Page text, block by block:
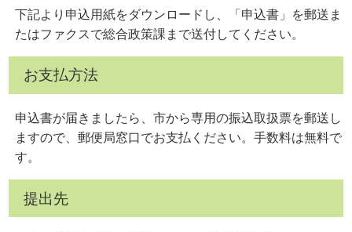
下記より申込用紙をダウンロードし、「申込書」を郵送ま
たはファクスで総合政策課まで送付してください。
お支払方法
申込書が届きましたら、市から専用の振込取扱票を郵送し
ますので、郵便局窓口でお支払ください。手数料は無料で
す。
提出先